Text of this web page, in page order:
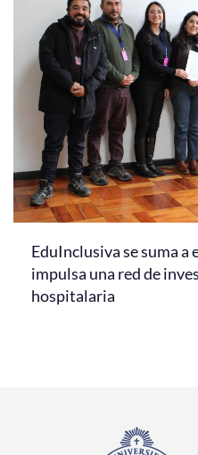
EduInclusiva se suma
impulsa una red de
hospitalaria